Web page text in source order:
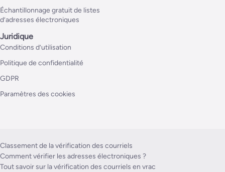
Échantillonnage gratuit de listes
d’adresses électroniques
Juridique
Conditions d’utilisation
Politique de confidentialité
GDPR
Paramètres des cookies
Classement de la vérification des courriels
Comment vérifier les adresses électroniques ?
Tout savoir sur la vérification des courriels en vrac